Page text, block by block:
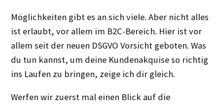
Möglichkeiten gibt es an sich viele. Aber nicht alles
ist erlaubt, vor allem im B2C-Bereich. Hier ist vor
allem seit der neuen DSGVO Vorsicht geboten. Was
du tun kannst, um deine Kundenakquise so richtig
ins Laufen zu bringen, zeige ich dir gleich.
Werfen wir zuerst mal einen Blick auf die